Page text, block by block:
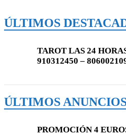
ÚLTIMOS
TAROT LAS 24
910312450 –
ÚLTIMOS
PROMOCIÓN 4